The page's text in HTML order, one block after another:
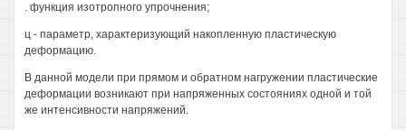
. функция изотропного упрочнения;
ц - параметр, характеризующий накопленную пластическую
деформацию.
В данной модели при прямом и обратном нагружении пластические
деформации возникают при напряженных состояниях одной и той
же интенсивности напряжений.